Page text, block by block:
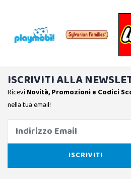
ISCRIVITI ALLA
Ricevi Novità, Promozioni e Codici
nella tua email!